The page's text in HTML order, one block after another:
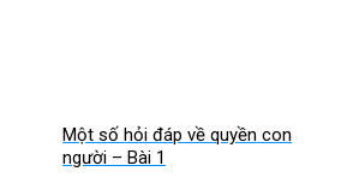
Một số hỏi đáp về quyền con
người – Bài 1